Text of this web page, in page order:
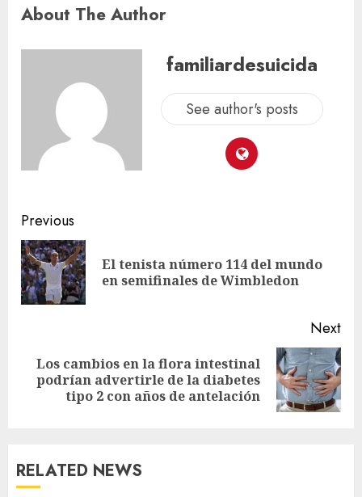
About The Author
familiardesuicida
See author's posts
Previous
El tenista número 114 del mundo
en semifinales de Wimbledon
Next
Los cambios en la flora intestinal
podrían advertirle de la diabetes
tipo 2 con años de antelación
RELATED NEWS